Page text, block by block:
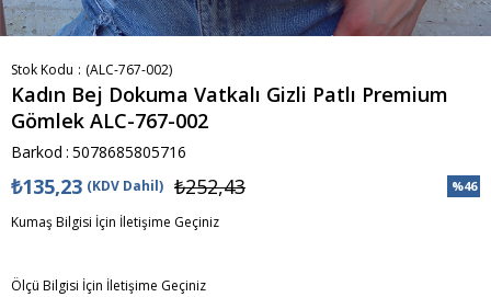
Stok Kodu (ALC-767-002)
Kadın Bej Dokuma Vatkalı Gizli Patlı Premium
Gömlek ALC-767-002
Barkod : 5078685805716
%46
₺252,43
₺135,23 (KDV Dahil)
Kumaş Bilgisi İçin İletişime Geçiniz
Ölçü Bilgisi İçin İletişime Geçiniz